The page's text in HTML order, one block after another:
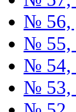
№ 56,
№ 55,
№ 54,
№ 53,